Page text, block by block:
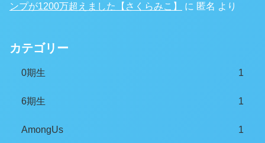
ンプが1200万超えました【さくらみこ】
に 匿名 より
カテゴリー
0期生 1
6期生 1
AmongUs 1